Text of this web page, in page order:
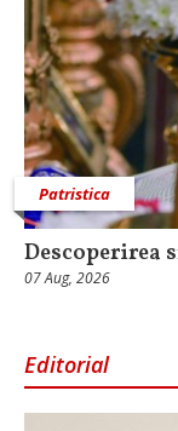
Patristica
Descoperirea
07 Aug, 2026
Editorial